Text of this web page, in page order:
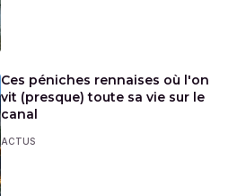
Ces péniches rennaises où l'on
vit (presque) toute sa vie sur le
canal
ACTUS